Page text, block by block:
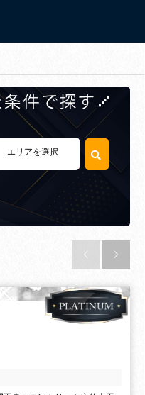
エリアを選択
 